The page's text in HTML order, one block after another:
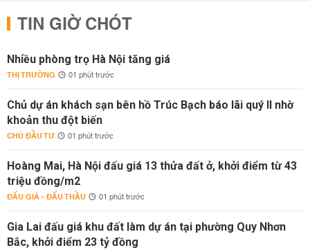
TIN GIỜ CHÓT
Nhiều phòng trọ Hà Nội tăng giá
THỊ TRƯỜNG 01 phút trước
Chủ dự án khách sạn bên hồ Trúc Bạch báo lãi quý II nhờ
khoản thu đột biến
CHỦ ĐẦU TƯ 01 phút trước
Hoàng Mai, Hà Nội đấu giá 13 thửa đất ở, khởi điểm từ 43
triệu đồng/m2
ĐẤU GIÁ - ĐẤU THẦU 01 phút trước
Gia Lai đấu giá khu đất làm dự án tại phường Quy Nhơn
Bắc, khởi điểm 23 tỷ đồng